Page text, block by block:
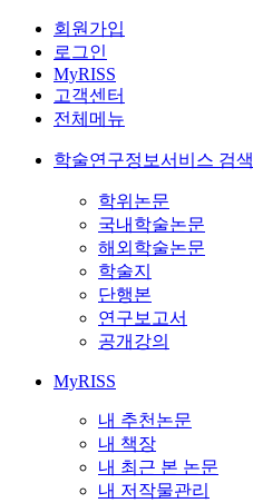
회원가입
로그인
MyRISS
고객센터
전체메뉴
학술연구정보서비스 검색
학위논문
국내학술논문
해외학술논문
학술지
단행본
연구보고서
공개강의
MyRISS
내 추천논문
내 책장
내 최근 본 논문
내 저작물관리